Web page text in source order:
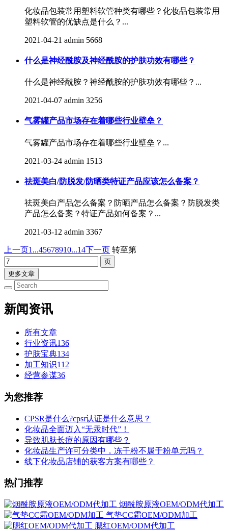
化妆品包装常用塑料软管种类有哪些？化妆品包装常用
塑料软管的优缺点是什么？...
2021-04-21 admin 5668
什么是神经酰胺及神经酰胺的护肤功效有哪些？
什么是神经酰胺？神经酰胺的护肤功效有哪些？...
2021-04-07 admin 3256
气雾罐产品市场存在着哪些行业壁垒？
气雾罐产品市场存在着哪些行业壁垒？...
2021-03-24 admin 1513
祛斑美白/防脱发/防晒类特证产品应该怎么备案？
祛斑美白产品怎么备案？防晒产品怎么备案？防脱发类
产品怎么备案？特证产品如何备案？...
2021-03-12 admin 3367
上一页1...45678910...14下一页 转至第
更多文章
新闻资讯
所有文章
行业资讯136
护肤宝典134
加工知识112
经营参谋36
为您推荐
CPSR是什么?cpsr认证是什么意思？
化妆品全面迈入“无汞时代”！
导致肌肤长痘的原因有哪些？
化妆品生产许可分类中，冻干粉不属于粉单元吗？
线下化妆品店铺的获客方案有哪些？
热门推荐
烟酰胺原液OEM/ODM代加工
气垫CC霜OEM/ODM加工
腮红OEM/ODM代加工